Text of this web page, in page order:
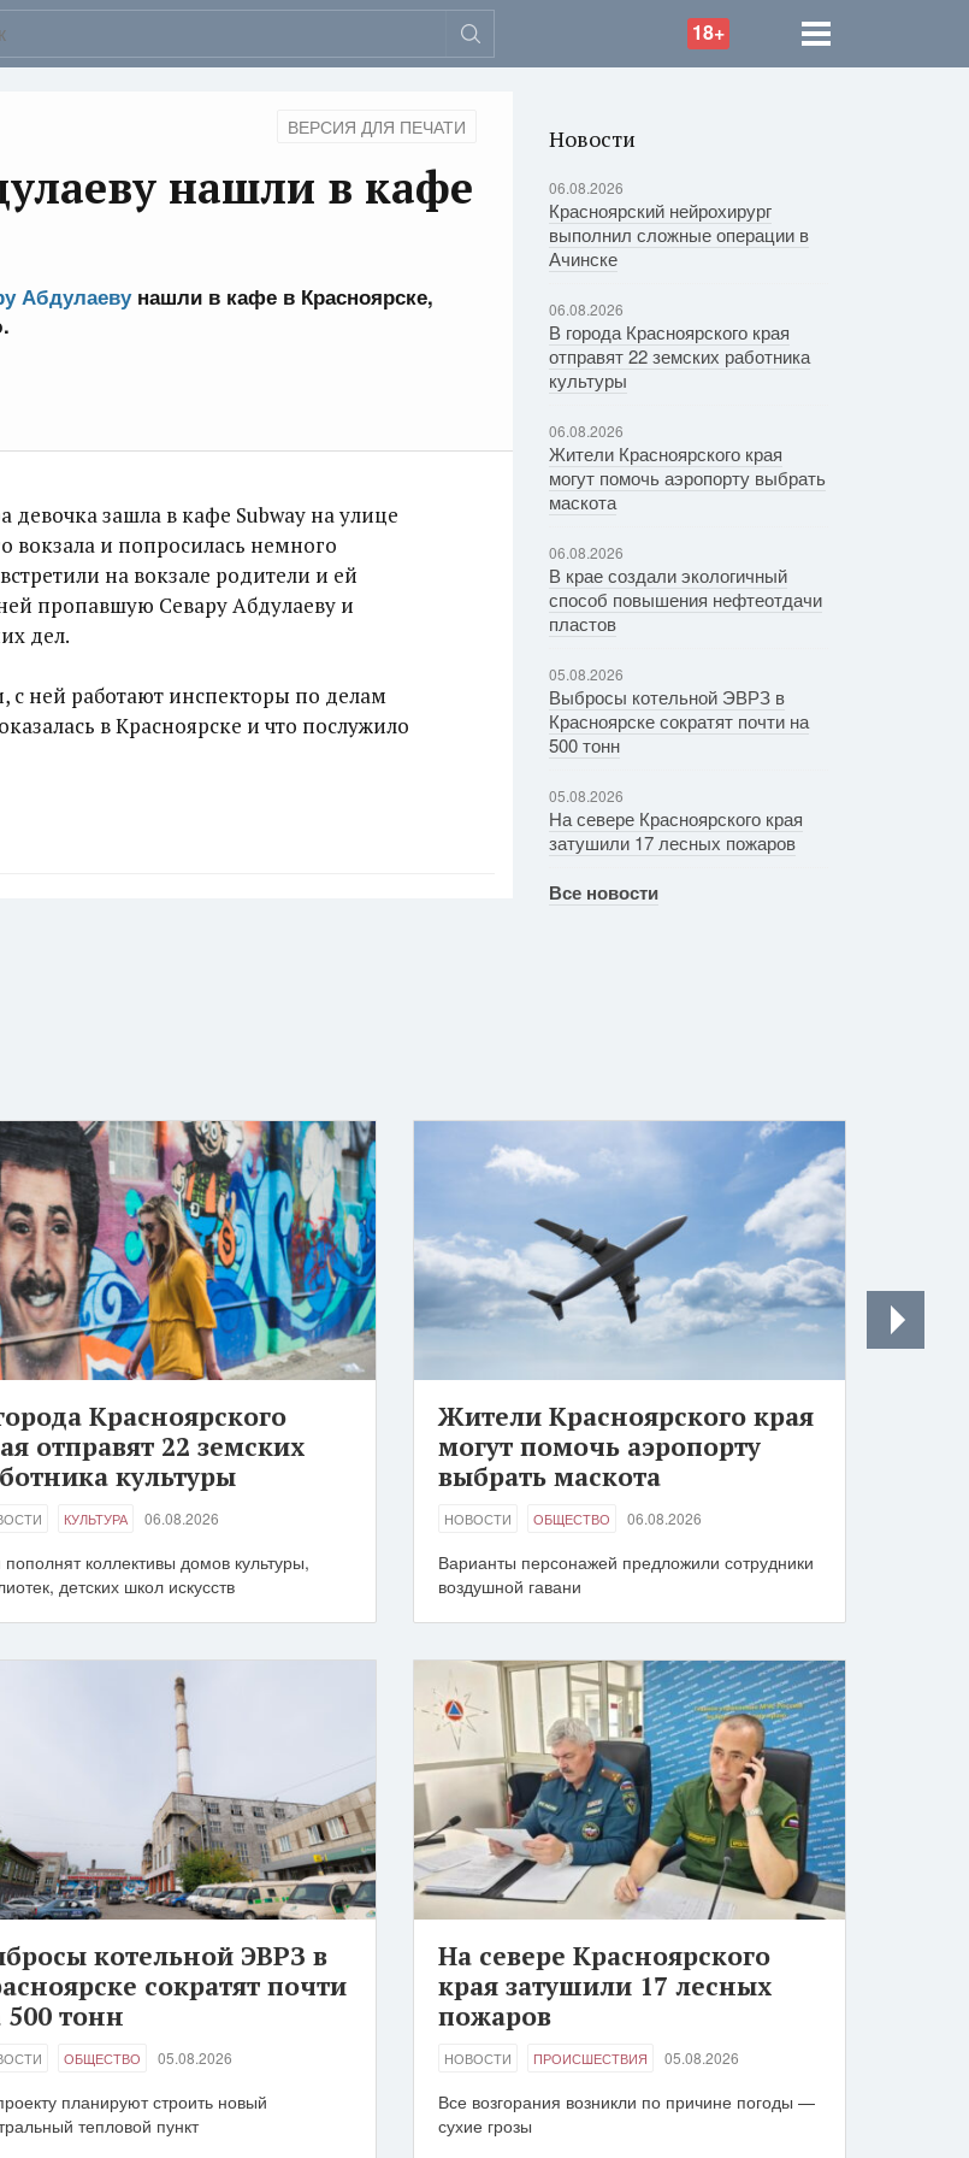
18+
ВЕРСИЯ ДЛЯ ПЕЧАТИ
нашли в кафе
Абдулаевунашли в кафе в Красноярске,
девочка зашла в кафе Subway на улице
вокзала и попросилась немного
на вокзале родители и ей
пропавшую Севару Абдулаеву и
дел.
с ней работают инспекторы по делам
в Красноярске и что послужило
Новости
06.08.2026
Красноярский нейрохирург
выполнил сложные операции в
Ачинске
06.08.2026
В города Красноярского края
отправят 22 земских работника
культуры
06.08.2026
Жители Красноярского края
могут помочь аэропорту выбрать
маскота
06.08.2026
В крае создали экологичный
способ повышения нефтеотдачи
пластов
05.08.2026
Выбросы котельной ЭВРЗ в
Красноярске сократят почти на
500 тонн
05.08.2026
На севере Красноярского края
затушили 17 лесных пожаров
Все новости
Красноярского
отправят 22 земских
культуры
КУЛЬТУРА 06.08.2026
коллективы домов культуры,
детских школ искусств
Жители Красноярского края
могут помочь аэропорту
выбрать маскота
НОВОСТИ ОБЩЕСТВО 06.08.2026
Варианты персонажей предложили сотрудники
воздушной гавани
котельной ЭВРЗ в
сократят почти
500 тонн
ОБЩЕСТВО 05.08.2026
планируют строить новый
тепловой пункт
На севере Красноярского
края затушили 17 лесных
пожаров
НОВОСТИ ПРОИСШЕСТВИЯ 05.08.2026
Все возгорания возникли по причине погоды —
сухие грозы